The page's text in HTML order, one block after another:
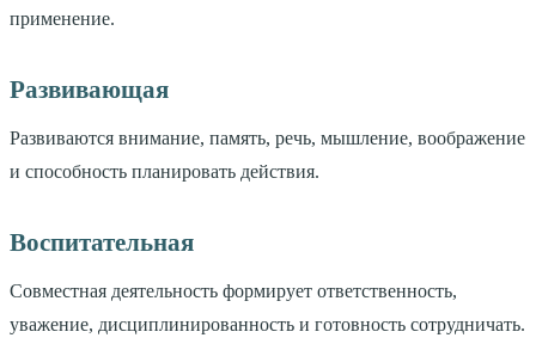
применение.
Развивающая
Развиваются внимание, память, речь, мышление, воображение
и способность планировать действия.
Воспитательная
Совместная деятельность формирует ответственность,
уважение, дисциплинированность и готовность сотрудничать.